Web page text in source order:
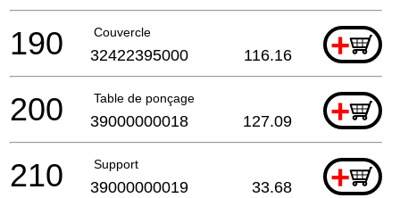
Couvercle +
190 32422395000 116.16
Table de ponçage +
200 39000000018 127.09
Support +
210 39000000019 33.68